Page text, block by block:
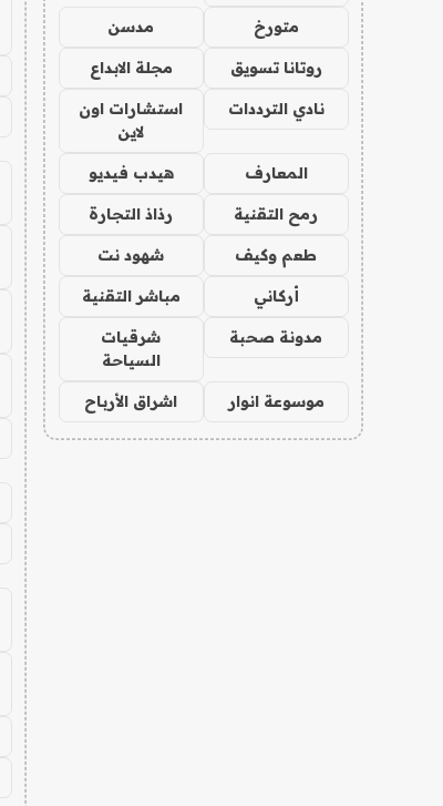
متورخ مدسن
روتانا تسويق مجلة الابداع
نادي الترددات
استشارات اون
لاين
المعارف هيدب فيديو
رمح التقنية رذاذ التجارة
طعم وكيف شهود نت
أركاني مباشر التقنية
مدونة صحبة
شرقيات
السياحة
موسوعة انوار اشراق الأرباح